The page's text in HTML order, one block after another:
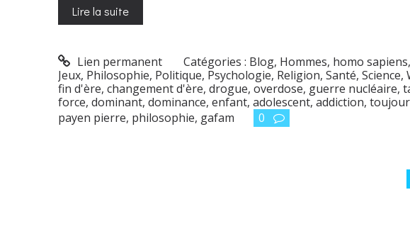
Lire la suite
Lien permanent Catégories : Blog, Hommes, homo sapiens,
Jeux, Philosophie, Politique, Psychologie, Religion, Santé, Science,
fin d'ère, changement d'ère, drogue, overdose, guerre nucléaire,
force, dominant, dominance, enfant, adolescent, addiction,
payen pierre, philosophie, gafam 0